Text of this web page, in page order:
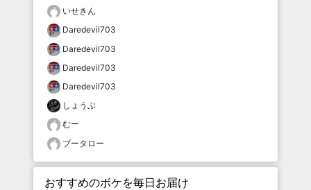
いせきん
Daredevil703
Daredevil703
Daredevil703
Daredevil703
しょうぶ
むー
ブータロー
おすすめのボケを毎日お届け